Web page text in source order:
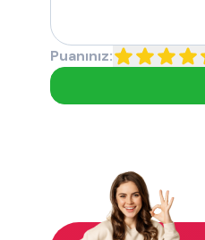
Puanınız: